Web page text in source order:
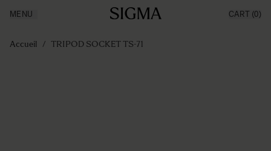
Made in Aizu
Support
MENU CART (0)
Accueil / TRIPOD SOCKET TS-71